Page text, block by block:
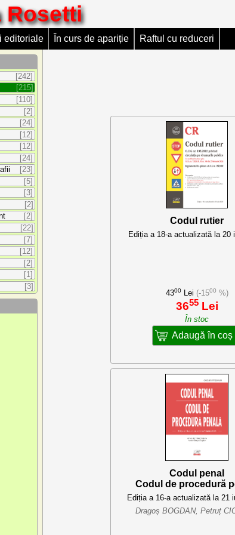
Rosetti
editoriale În curs de apariție Raftul cu reduceri
[242]
[215]
[110]
[2]
[24]
[12]
[12]
[24]
[23]
[5]
[3]
[2]
[2]
[22]
[7]
[12]
[2]
[1]
[3]
Codul rutier
Ediția a 18-a actualizată la 20
4300Lei (-1500 %)
3655Lei
În stoc
Adaugă în coș
Codul penal
Codul de procedură
Ediția a 16-a actualizată la 21
Dragoș BOGDAN, Petruț